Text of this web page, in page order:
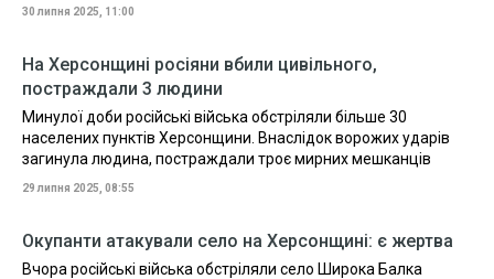
30 липня 2025, 11:00
На Херсонщині росіяни вбили цивільного,
постраждали 3 людини
Минулої доби російські війська обстріляли більше 30
населених пунктів Херсонщини. Внаслідок ворожих ударів
загинула людина, постраждали троє мирних мешканців
29 липня 2025, 08:55
Окупанти атакували село на Херсонщині: є жертва
Вчора російські війська обстріляли село Широка Балка